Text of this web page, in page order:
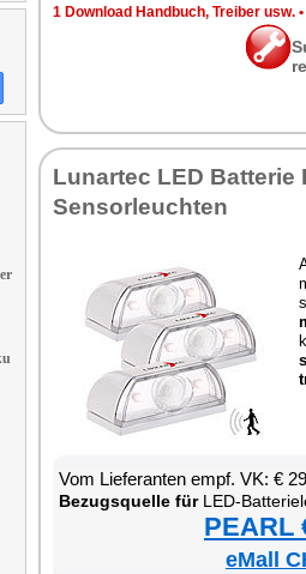
1 Down­load Hand­buch, Trei­ber usw. •
Lun­ar­tec LED Bat­te­rie
Sen­sor­leuch­ten
Vom Lie­fe­ran­ten empf. VK: €
Be­zugs­quel­le fürLED-
PEARL
eMall